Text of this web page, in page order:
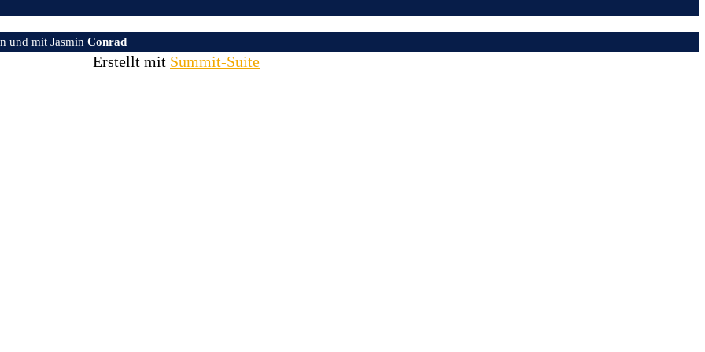
und mit Jasmin Conrad
Erstellt mit Summit-Suite